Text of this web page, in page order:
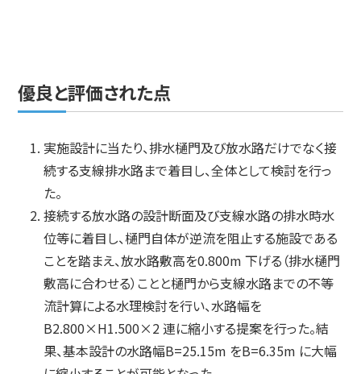
優良と評価された点
実施設計に当たり、排水樋門及び放水路だけでなく接
続する支線排水路まで着目し、全体として検討を行っ
た。
接続する放水路の設計断面及び支線水路の排水時水
位等に着目し、樋門自体が逆流を阻止する施設である
ことを踏まえ、放水路敷高を0.800m 下げる（排水樋門
敷高に合わせる）ことと樋門から支線水路までの不等
流計算による水理検討を行い、水路幅を
B2.800×H1.500×2 連に縮小する提案を行った。結
果、基本設計の水路幅B=25.15m をB=6.35m に大幅